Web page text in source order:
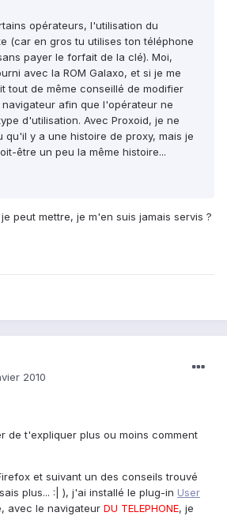
opérateurs, l'utilisation du
(car en gros tu utilises ton téléphone
payer le forfait de la clé). Moi,
avec la ROM Galaxo, et si je me
tout de même conseillé de modifier
afin que l'opérateur ne
d'utilisation. Avec Proxoid, je ne
qu'il y a une histoire de proxy, mais je
être un peu la même histoire...
peut mettre, je m'en suis jamais servis ?
2010
de t'expliquer plus ou moins comment
et suivant un des conseils trouvé
plus... :| ), j'ai installé le plug-in User
avec le navigateur DU TELEPHONE, je